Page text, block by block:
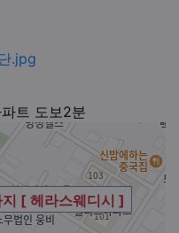
트 도보2분
[ 헤라스웨디시 ]